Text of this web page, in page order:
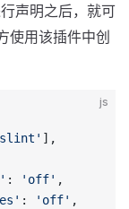
声明之后，就可
使用该插件中创
js
],
: 'off' ,
: 'off' ,